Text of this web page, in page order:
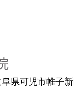
県可児市帷子